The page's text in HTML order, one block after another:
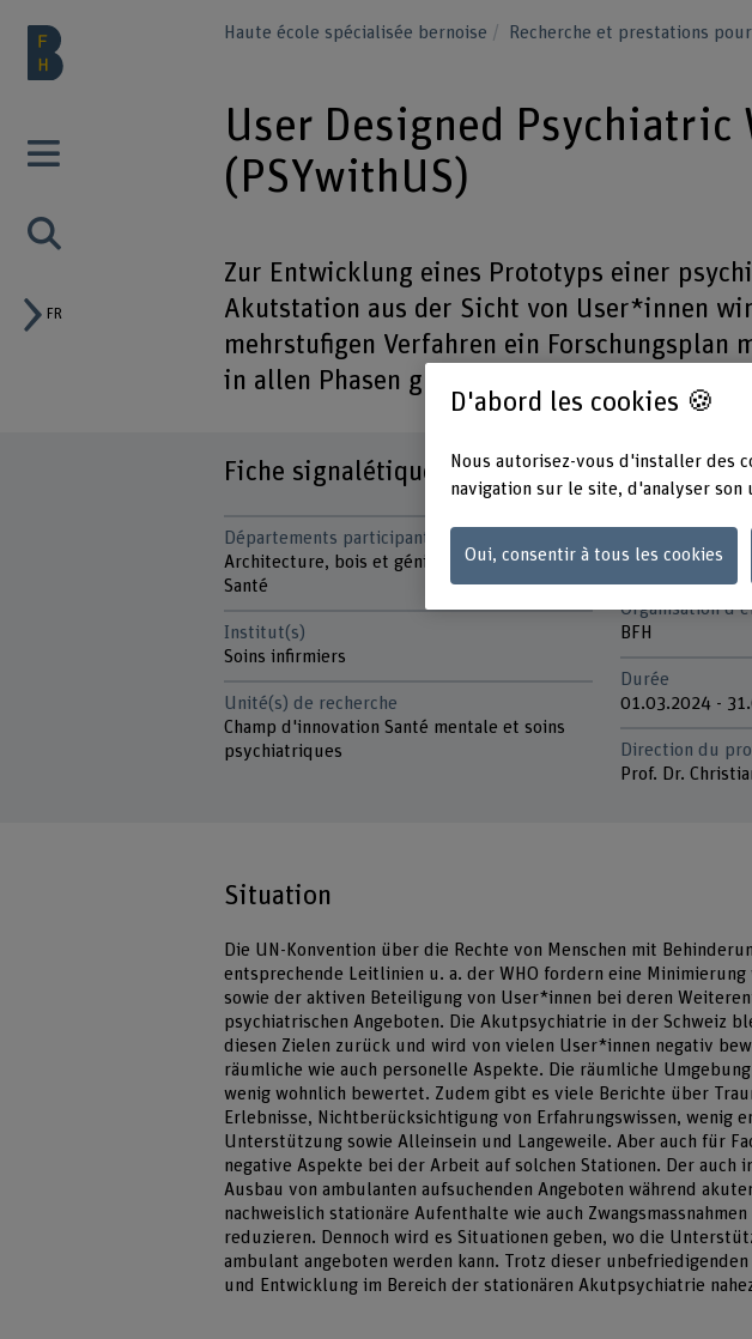
FR
Haute école spécialisée bernoise Recherche et prestations
User Designed Psychiatric
(PSYwithUS)
Zur Entwicklung eines Prototyps einer
Akutstation aus der Sicht von User*innen
mehrstufigen Verfahren ein Forschungsplan
in allen Phasen gleichberechtigt umgesetzt.
Fiche signalétique
Départements participants
Architecture, bois et génie civil
Santé
Institut(s)
Soins infirmiers
Unité(s) de recherche
Champ d'innovation Santé mentale et soins
psychiatriques
Champ
Organisation
BFH
Durée
01.03.2024 -
Direction du
Prof. Dr.
Situation
Die UN-Konvention über die Rechte von Menschen mit
entsprechende Leitlinien u. a. der WHO fordern eine Minimierung
sowie der aktiven Beteiligung von User*innen bei deren
psychiatrischen Angeboten. Die Akutpsychiatrie in der Schweiz
diesen Zielen zurück und wird von vielen User*innen negativ
räumliche wie auch personelle Aspekte. Die räumliche
wenig wohnlich bewertet. Zudem gibt es viele Berichte über
Erlebnisse, Nichtberücksichtigung von Erfahrungswissen, wenig
Unterstützung sowie Alleinsein und Langeweile. Aber auch für
negative Aspekte bei der Arbeit auf solchen Stationen. Der auch
Ausbau von ambulanten aufsuchenden Angeboten während
nachweislich stationäre Aufenthalte wie auch
reduzieren. Dennoch wird es Situationen geben, wo die
ambulant angeboten werden kann. Trotz dieser
und Entwicklung im Bereich der stationären Akutpsychiatrie
D'abord les cookies 🍪
Nous autorisez-vous d'installer des
navigation sur le site, d'analyser
Oui, consentir à tous les cookies